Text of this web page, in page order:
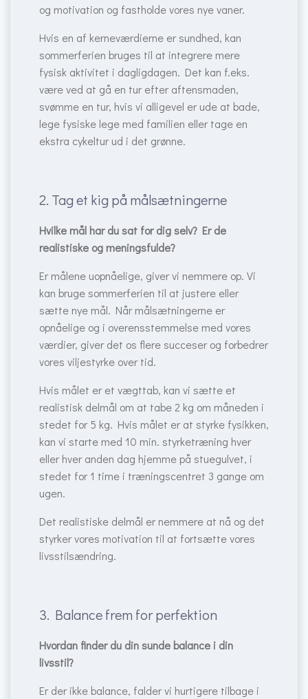
og motivation og fastholde vores nye vaner.
Hvis en af kerneværdierne er sundhed, kan
sommerferien bruges til at integrere mere
fysisk aktivitet i dagligdagen. Det kan f.eks.
være ved at gå en tur efter aftensmaden,
svømme en tur, hvis vi alligevel er ude at bade,
lege fysiske lege med familien eller tage en
ekstra cykeltur ud i det grønne.
2. Tag et kig på målsætningerne
Hvilke mål har du sat for dig selv? Er de
realistiske og meningsfulde?
Er målene uopnåelige, giver vi nemmere op. Vi
kan bruge sommerferien til at justere eller
sætte nye mål. Når målsætningerne er
opnåelige og i overensstemmelse med vores
værdier, giver det os flere succeser og forbedrer
vores viljestyrke over tid.
Hvis målet er et vægttab, kan vi sætte et
realistisk delmål om at tabe 2 kg om måneden i
stedet for 5 kg. Hvis målet er at styrke fysikken,
kan vi starte med 10 min. styrketræning hver
eller hver anden dag hjemme på stuegulvet, i
stedet for 1 time i træningscentret 3 gange om
ugen.
Det realistiske delmål er nemmere at nå og det
styrker vores motivation til at fortsætte vores
livsstilsændring.
3. Balance frem for perfektion
Hvordan finder du din sunde balance i din
livsstil?
Er der ikke balance, falder vi hurtigere tilbage i